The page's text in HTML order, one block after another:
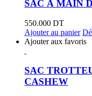
SAC À MAIN
550.000 DT
Ajouter au panier
Ajouter aux favoris
SAC
CASHEW